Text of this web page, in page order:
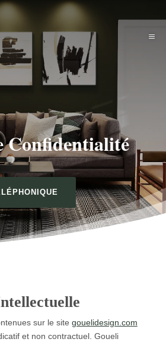
Confidentialité
sur le site gouelidesign.com
et non contractuel. Goueli